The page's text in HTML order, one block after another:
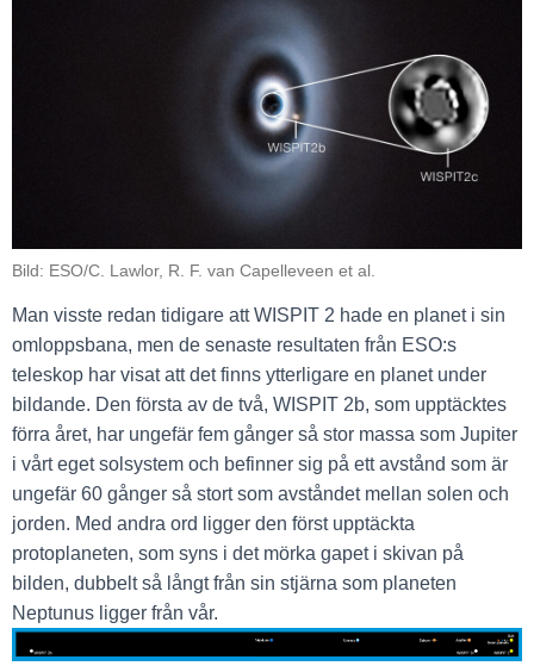
Bild: ESO/C. Lawlor, R. F. van Capelleveen et al.
Man visste redan tidigare att WISPIT 2 hade en planet i sin
omloppsbana, men de senaste resultaten från ESO:s
teleskop har visat att det finns ytterligare en planet under
bildande. Den första av de två, WISPIT 2b, som upptäcktes
förra året, har ungefär fem gånger så stor massa som Jupiter
i vårt eget solsystem och befinner sig på ett avstånd som är
ungefär 60 gånger så stort som avståndet mellan solen och
jorden. Med andra ord ligger den först upptäckta
protoplaneten, som syns i det mörka gapet i skivan på
bilden, dubbelt så långt från sin stjärna som planeten
Neptunus ligger från vår.